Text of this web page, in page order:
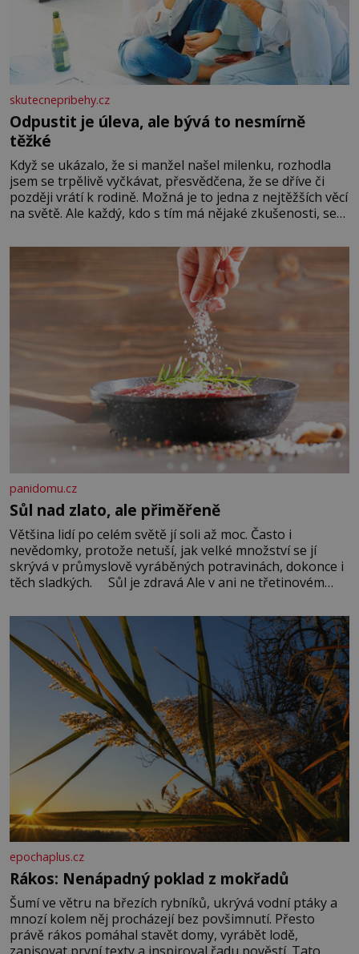
skutecnepribehy.cz
Odpustit je úleva, ale bývá to nesmírně
těžké
Když se ukázalo, že si manžel našel milenku, rozhodla
jsem se trpělivě vyčkávat, přesvědčena, že se dříve či
později vrátí k rodině. Možná je to jedna z nejtěžších věcí
na světě. Ale každý, kdo s tím má nějaké zkušenosti, se
Když se ke mně doneslo, že si manžel pořídil milenku,
panidomu.cz
Sůl nad zlato, ale přiměřeně
Většina lidí po celém světě jí soli až moc. Často i
nevědomky, protože netuší, jak velké množství se jí
skrývá v průmyslově vyráběných potravinách, dokonce i
těch sladkých. Sůl je zdravá Ale v ani ne třetinovém
základní složky– sodík a chlór – jsou zásadní pro
správné hospodaření
epochaplus.cz
Rákos: Nenápadný poklad z mokřadů
Šumí ve větru na březích rybníků, ukrývá vodní ptáky a
mnozí kolem něj procházejí bez povšimnutí. Přesto
právě rákos pomáhal stavět domy, vyrábět lodě,